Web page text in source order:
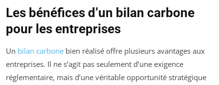
Les bénéfices d’un bilan carbone
pour les entreprises
Un bilan carbone bien réalisé offre plusieurs avantages aux
entreprises. Il ne s’agit pas seulement d’une exigence
réglementaire, mais d’une véritable opportunité stratégique